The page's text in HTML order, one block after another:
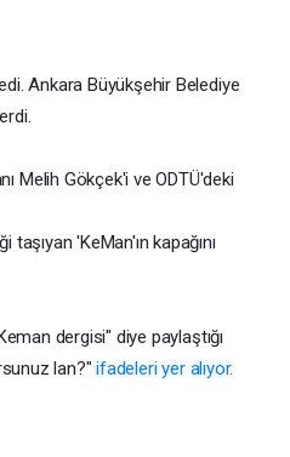
Ankara Büyükşehir Belediye
Melih Gökçek'i ve ODTÜ'deki
'KeMan'ın kapağını
dergisi" diye paylaştığı
lan?" ifadeleri yer alıyor.